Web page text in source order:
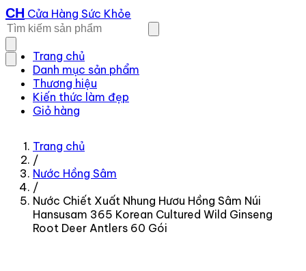
CH Cửa Hàng Sức Khỏe
Trang chủ
Danh mục sản phẩm
Thương hiệu
Kiến thức làm đẹp
Giỏ hàng
Trang chủ
/
Nước Hồng Sâm
/
Nước Chiết Xuất Nhung Hươu Hồng Sâm Núi
Hansusam 365 Korean Cultured Wild Ginseng
Root Deer Antlers 60 Gói